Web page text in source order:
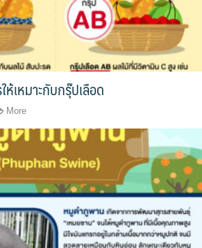
ห้เหมาะกับกรุ๊ปเลือด
More